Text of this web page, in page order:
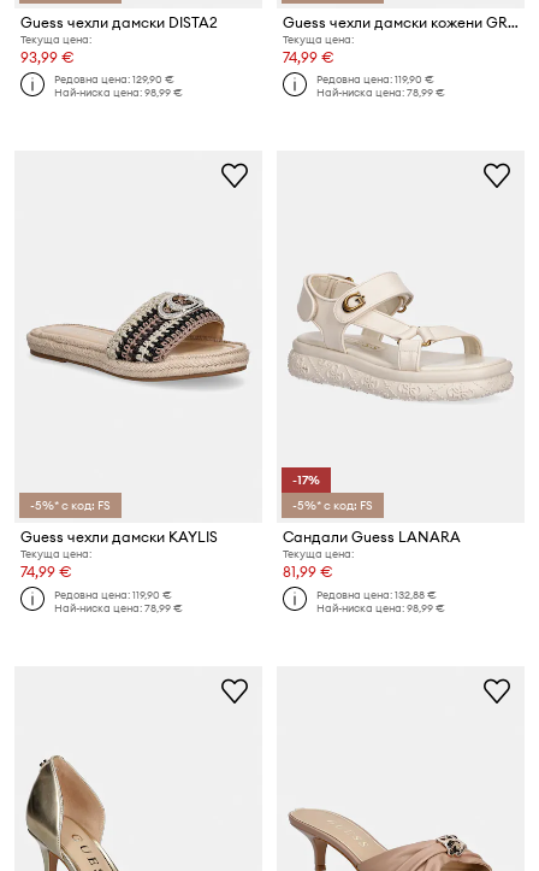
Guess чехли дамски DISTA2
Текуща цена:
93,99 €
Редовна цена:129,90 €
Най-ниска цена:98,99 €
Guess чехли дамски кожени GRAYDEN
Текуща цена:
74,99 €
Редовна цена:119,90 €
Най-ниска цена:78,99 €
-5%* с код: FS
Guess чехли дамски KAYLIS
Текуща цена:
74,99 €
Редовна цена:119,90 €
Най-ниска цена:78,99 €
-17%
-5%* с код: FS
Сандали Guess LANARA
Текуща цена:
81,99 €
Редовна цена:132,88 €
Най-ниска цена:98,99 €